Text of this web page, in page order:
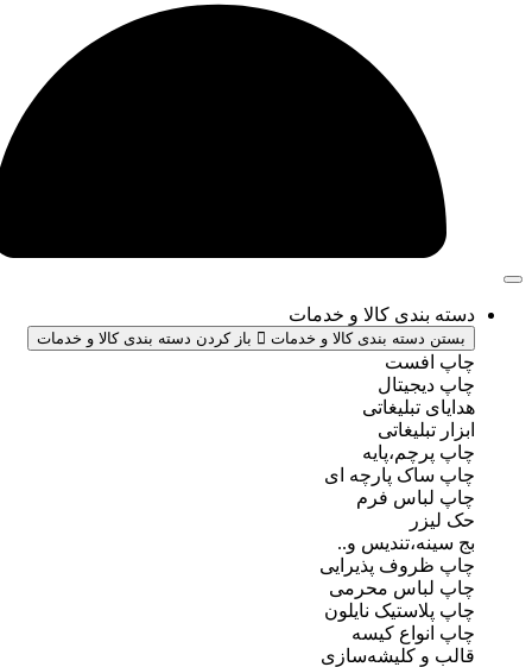
کالا و خدمات
بندی کالا و خدمات باز کردن دسته بندی کالا و خدمات
پارچه ای
فرم
و..
پذیرایی
محرمی
نایلون
کیسه
کلیشه‌سازی